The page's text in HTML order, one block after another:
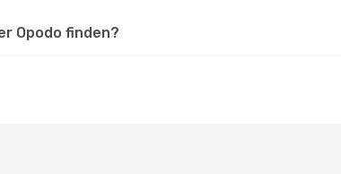
Opodo finden?